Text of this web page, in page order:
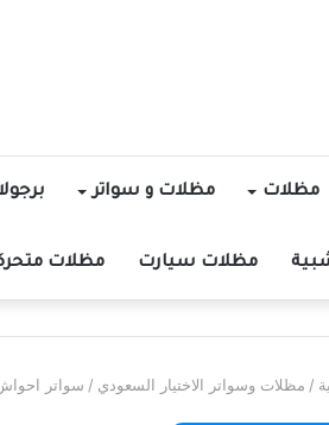
مظلات مظلات و سواتر
مظلات سيارت مظلات
/ مظلات وسواتر الاختيار السعودي / سواتر احواش